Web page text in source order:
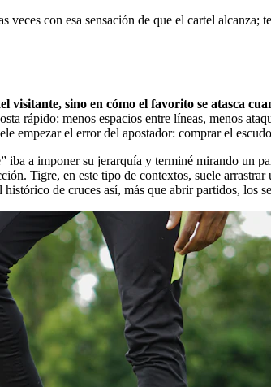
con esa sensación de que el cartel alcanza;
visitante, sino en cómo el favorito se atasca
rápido: menos espacios entre líneas, menos
empezar el error del apostador: comprar el
a imponer su jerarquía y terminé mirando un
Tigre, en este tipo de contextos, suele
de cruces así, más que abrir partidos, los